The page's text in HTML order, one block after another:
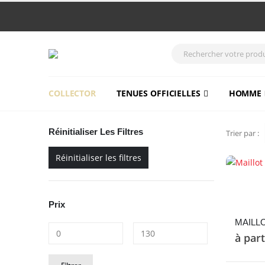
COLLECTOR TENUES OFFICIELLES HOMME
Trier par :
plusieurs
options
à
Réinitialiser Les Filtres
Réinitialiser les filtres
Prix